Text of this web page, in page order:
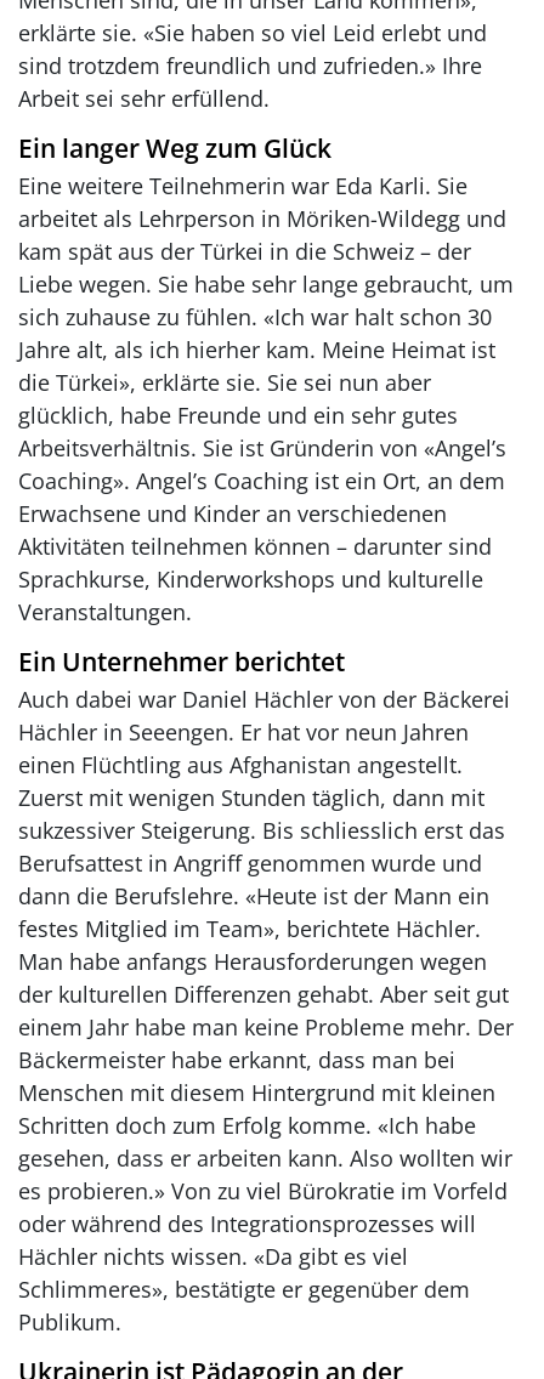
erklärte sie. «Sie haben so viel Leid erlebt und
sind trotzdem freundlich und zufrieden.» Ihre
Arbeit sei sehr erfüllend.
Ein langer Weg zum Glück
Eine weitere Teilnehmerin war Eda Karli. Sie
arbeitet als Lehrperson in Möriken-Wildegg und
kam spät aus der Türkei in die Schweiz – der
Liebe wegen. Sie habe sehr lange gebraucht, um
sich zuhause zu fühlen. «Ich war halt schon 30
Jahre alt, als ich hierher kam. Meine Heimat ist
die Türkei», erklärte sie. Sie sei nun aber
glücklich, habe Freunde und ein sehr gutes
Arbeitsverhältnis. Sie ist Gründerin von «Angel’s
Coaching». Angel’s Coaching ist ein Ort, an dem
Erwachsene und Kinder an verschiedenen
Aktivitäten teilnehmen können – darunter sind
Sprachkurse, Kinderworkshops und kulturelle
Veranstaltungen.
Ein Unternehmer berichtet
Auch dabei war Daniel Hächler von der Bäckerei
Hächler in Seeengen. Er hat vor neun Jahren
einen Flüchtling aus Afghanistan angestellt.
Zuerst mit wenigen Stunden täglich, dann mit
sukzessiver Steigerung. Bis schliesslich erst das
Berufsattest in Angriff genommen wurde und
dann die Berufslehre. «Heute ist der Mann ein
festes Mitglied im Team», berichtete Hächler.
Man habe anfangs Herausforderungen wegen
der kulturellen Differenzen gehabt. Aber seit gut
einem Jahr habe man keine Probleme mehr. Der
Bäckermeister habe erkannt, dass man bei
Menschen mit diesem Hintergrund mit kleinen
Schritten doch zum Erfolg komme. «Ich habe
gesehen, dass er arbeiten kann. Also wollten wir
es probieren.» Von zu viel Bürokratie im Vorfeld
oder während des Integrationsprozesses will
Hächler nichts wissen. «Da gibt es viel
Schlimmeres», bestätigte er gegenüber dem
Publikum.
Ukrainerin ist Pädagogin an der